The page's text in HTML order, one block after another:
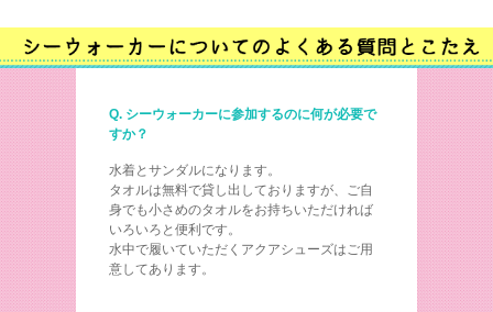
Q. シーウォーカーに参加するのに何が必要で
すか？
水着とサンダルになります。
タオルは無料で貸し出しておりますが、ご自
身でも小さめのタオルをお持ちいただければ
いろいろと便利です。
水中で履いていただくアクアシューズはご用
意してあります。